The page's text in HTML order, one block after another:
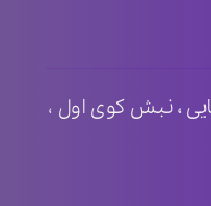
عطایی ، نبش کوی اول ،